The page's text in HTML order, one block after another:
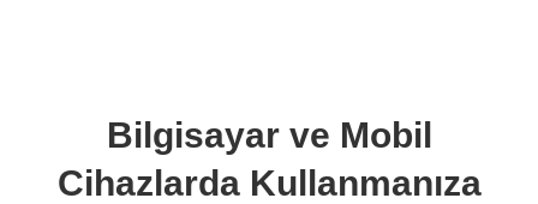
Bilgisayar ve Mobil
Cihazlarda Kullanmanıza